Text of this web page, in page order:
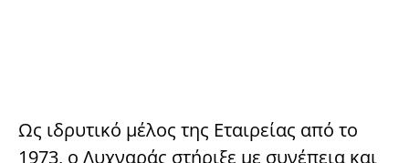
Ως ιδρυτικό μέλος της Εταιρείας από το
1973, ο Λυχναράς στήριξε με συνέπεια και